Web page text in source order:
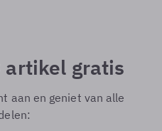
artikel gratis
aan en geniet van alle